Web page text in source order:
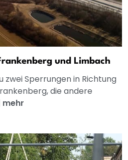
und Limbach
zwei Sperrungen in Richtung
die andere
mehr